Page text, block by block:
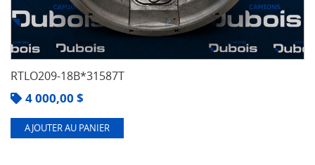
RTLO209-18B*31587T
4 000,00 $
AJOUTER AU PANIER